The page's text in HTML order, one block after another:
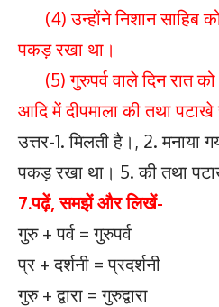
(4) उन्होंने निशान साहिब
पकड़ रखा था।
(5) गुरुपर्व वाले दिन रात
आदि में दीपमाला की तथा पटाखे
उत्तर-1. मिलती है।, 2. मनाया
पकड़ रखा था। 5. की तथा
7.पढ़ें, समझें और लिखें-
गुरु + पर्व =
प्र + दर्शनी = प्रदर्शनी
गुरु + द्वारा = गुरुद्वारा